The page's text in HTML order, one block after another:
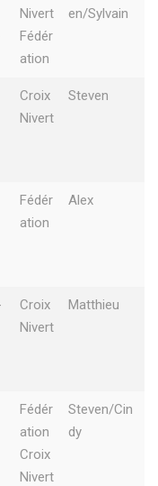
Nivert
Fédér
ation
en/Sylvain
Croix
Nivert
Steven
Fédér
ation
Alex
Croix
Nivert
Matthieu
Fédér
ation
Croix
Nivert
Steven/Cin
dy